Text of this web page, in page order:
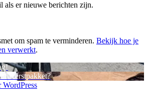
als er nieuwe berichten zijn.
om spam te verminderen. Bekijk hoe je
verwerkt.
Kerstpakket?